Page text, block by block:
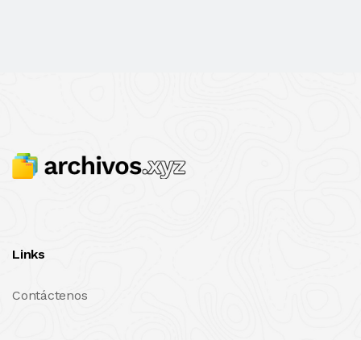
Links
Contáctenos